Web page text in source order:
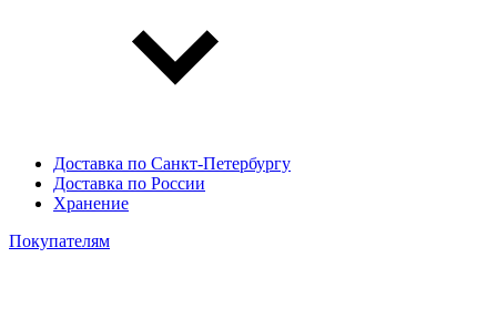
Доставка по Санкт-Петербургу
Доставка по России
Хранение
Покупателям